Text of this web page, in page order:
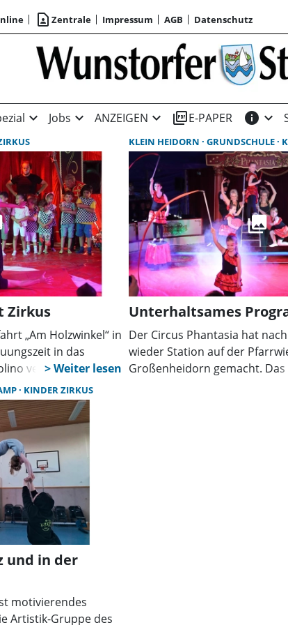
contact_page Zentrale Impressum AGB Datenschutz
expand_more Jobs expand_more ANZEIGEN expand_more picture_as_pdfE-PAPER info expand_more
Zirkus
„Am Holzwinkel“ in
in das
verlegt. Unter
unsere kleinen
eine große
KLEIN HEIDORN GRUNDSCHULE
Unterhaltsames
Der Circus Phantasia hat
wieder Station auf der
Großenheidorn gemacht.
KINDER ZIRKUS
und in der
motivierendes
Artistik-Gruppe des